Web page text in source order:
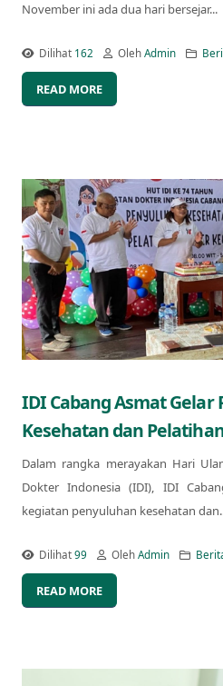
November ini ada dua hari bersejar...
Dilihat 162 OlehAdmin
READ MORE
IDI Cabang Asmat Gelar
Kesehatan dan
Dalam rangka merayakan Hari
Dokter Indonesia (IDI), IDI
kegiatan penyuluhan kesehatan
Dilihat99 OlehAdmin
READ MORE